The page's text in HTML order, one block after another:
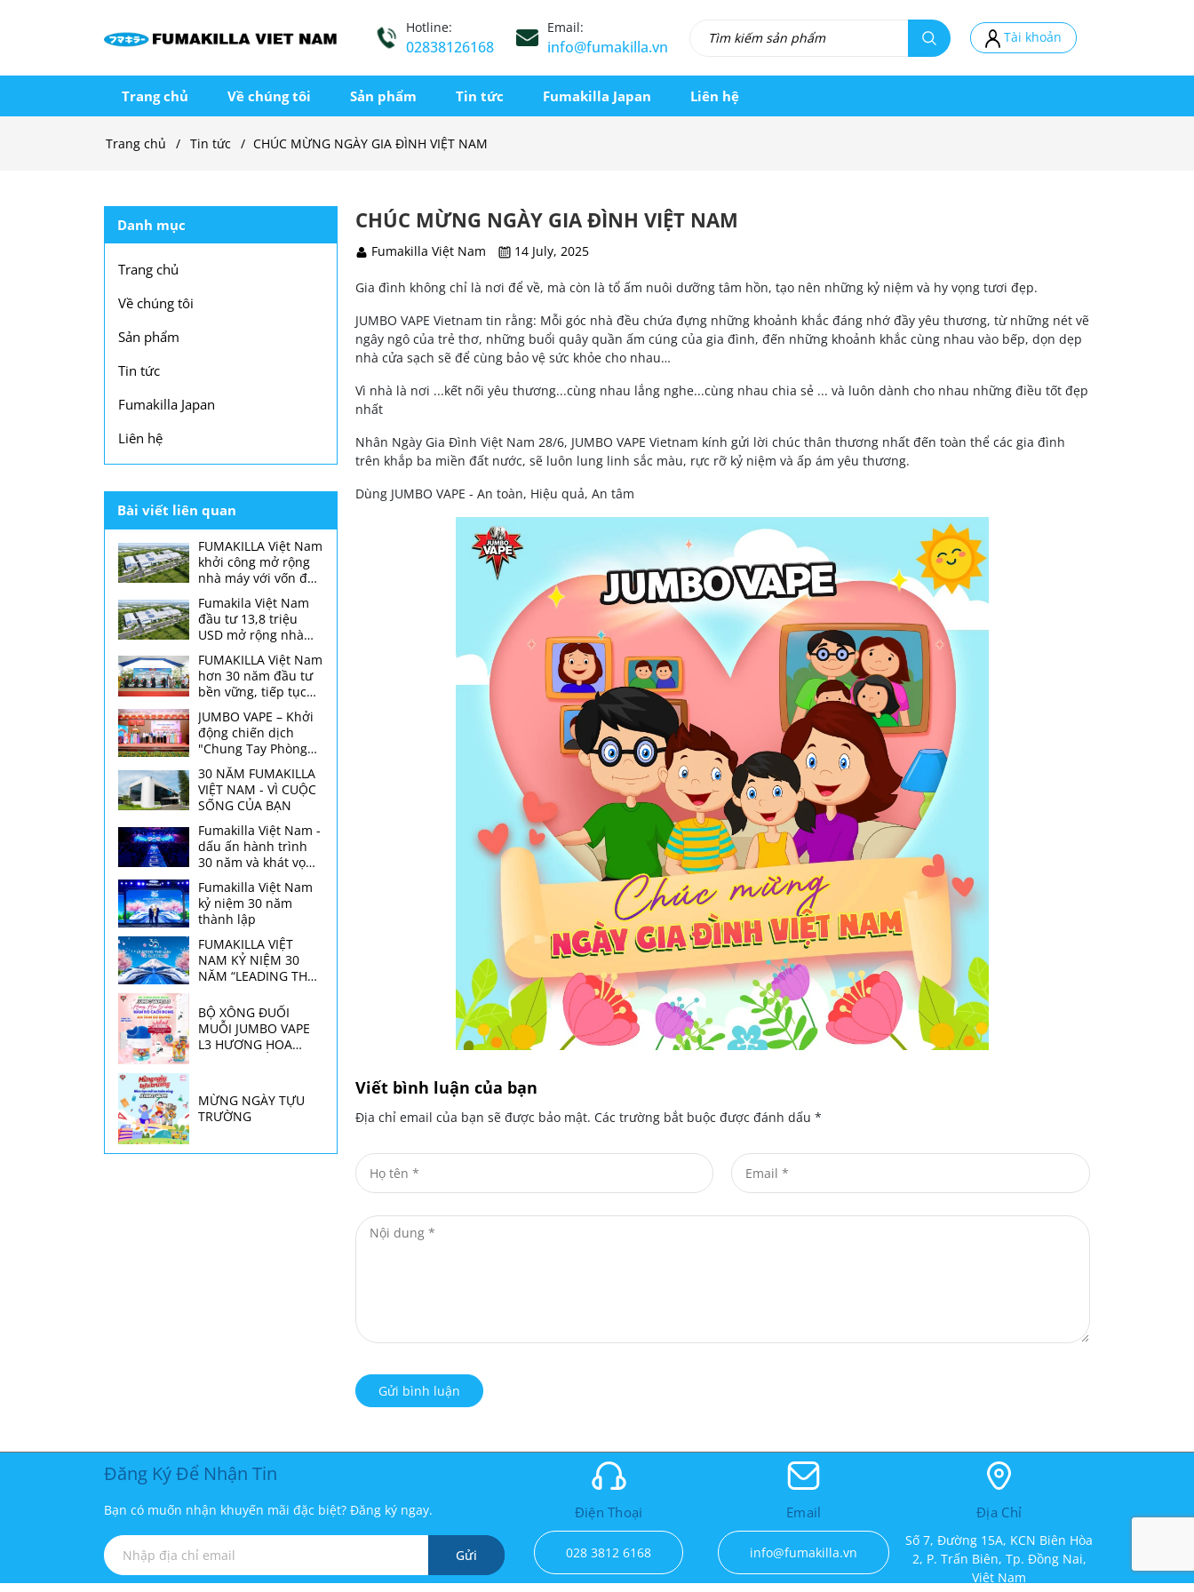
Hotline:
02838126168
Email:
info@fumakilla.vn
Tài khoản
Trang chủ Về chúng tôi Sản phẩm Tin tức Fumakilla Japan Liên hệ
Trang chủ Tin tức CHÚC MỪNG NGÀY GIA ĐÌNH VIỆT NAM
CHÚC MỪNG NGÀY GIA ĐÌNH VIỆT NAM
Fumakilla Việt Nam 14 July, 2025
Gia đình không chỉ là nơi để về, mà còn là tổ ấm nuôi dưỡng tâm hồn, tạo nên những kỷ niệm và hy vọng tươi đẹp.
JUMBO VAPE Vietnam tin rằng: Mỗi góc nhà đều chứa đựng những khoảnh khắc đáng nhớ đầy yêu thương, từ những nét vẽ
ngây ngô của trẻ thơ, những buổi quây quần ấm cúng của gia đình, đến những khoảnh khắc cùng nhau vào bếp, dọn dẹp
nhà cửa sạch sẽ để cùng bảo vệ sức khỏe cho nhau…
Vì nhà là nơi ...kết nối yêu thương...cùng nhau lắng nghe...cùng nhau chia sẻ ... và luôn dành cho nhau những điều tốt đẹp
nhất
Nhân Ngày Gia Đình Việt Nam 28/6, JUMBO VAPE Vietnam kính gửi lời chúc thân thương nhất đến toàn thể các gia đình
trên khắp ba miền đất nước, sẽ luôn lung linh sắc màu, rực rỡ kỷ niệm và ấp ám yêu thương.
Dùng JUMBO VAPE - An toàn, Hiệu quả, An tâm
Viết bình luận của bạn
Địa chỉ email của bạn sẽ được bảo mật. Các trường bắt buộc được đánh dấu *
Gửi bình luận
Danh mục
Trang chủ
Về chúng tôi
Sản phẩm
Tin tức
Fumakilla Japan
Liên hệ
Bài viết liên quan
FUMAKILLA Việt Nam
khởi công mở rộng
nhà máy với vốn đầu
tư 13,8 triệu USD tại
thành phố Đồng Nai
Fumakila Việt Nam
đầu tư 13,8 triệu
USD mở rộng nhà
FUMAKILLA Việt Nam
hơn 30 năm đầu tư
bền vững, tiếp tục
mở rộng nhà máy
JUMBO VAPE – Khởi
động chiến dịch
"Chung Tay Phòng
Chống Bệnh Sốt
Xuất Huyết"
30 NĂM FUMAKILLA
VIỆT NAM - VÌ CUỘC
SỐNG CỦA BẠN
Fumakilla Việt Nam -
dấu ấn hành trình
30 năm và khát vọng
vươn xa
Fumakilla Việt Nam
kỷ niệm 30 năm
thành lập
FUMAKILLA VIỆT
NAM KỶ NIỆM 30
NĂM “LEADING THE
BỘ XÔNG ĐUỔI
MUỖI JUMBO VAPE
L3 HƯƠNG HOA
TÂM SỬ DỤNG
MỪNG NGÀY TỰU
TRƯỜNG
Đăng Ký Để Nhận Tin
Bạn có muốn nhận khuyến mãi đặc biệt? Đăng ký ngay.
Gửi
Điện Thoại
028 3812 6168
Email
info@fumakilla.vn
Địa Chỉ
Số 7, Đường 15A, KCN Biên Hòa
2, P. Trấn Biên, Tp. Đồng Nai,
Việt Nam